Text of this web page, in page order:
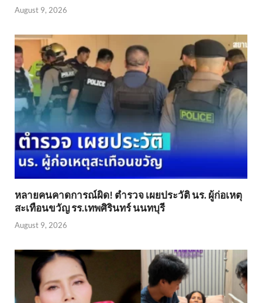
August 9, 2026
หลายคนคาดการณ์ผิด! ตำรวจ เผยประวัติ นร. ผู้ก่อเหตุ
สะเทือนขวัญ รร.เทพศิรินทร์ นนทบุรี
August 9, 2026